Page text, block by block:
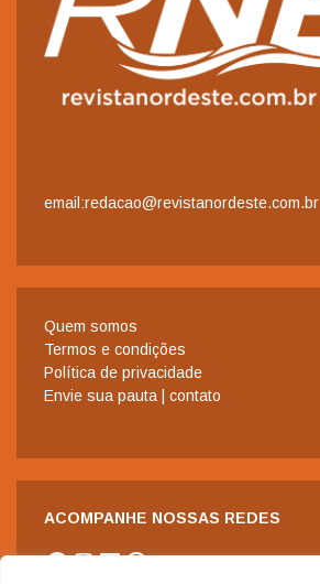
email:redacao@revistanordeste.com.br
Quem somos
Termos e condições
Política de privacidade
Envie sua pauta | contato
ACOMPANHE NOSSAS REDES
Facebook
Instagram
LinkedIn
WhatsApp